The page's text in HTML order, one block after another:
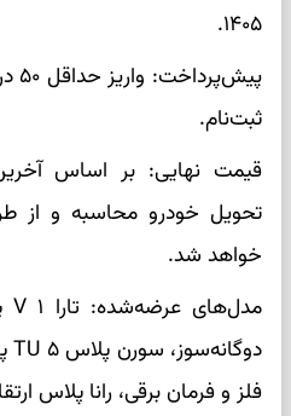
۱۴۰۵.
ثبت‌نام.
قیمت نهایی: بر اساس
تحویل خودرو محاسبه و از
خواهد شد.
فلز و فرمان برقی، رانا پلاس